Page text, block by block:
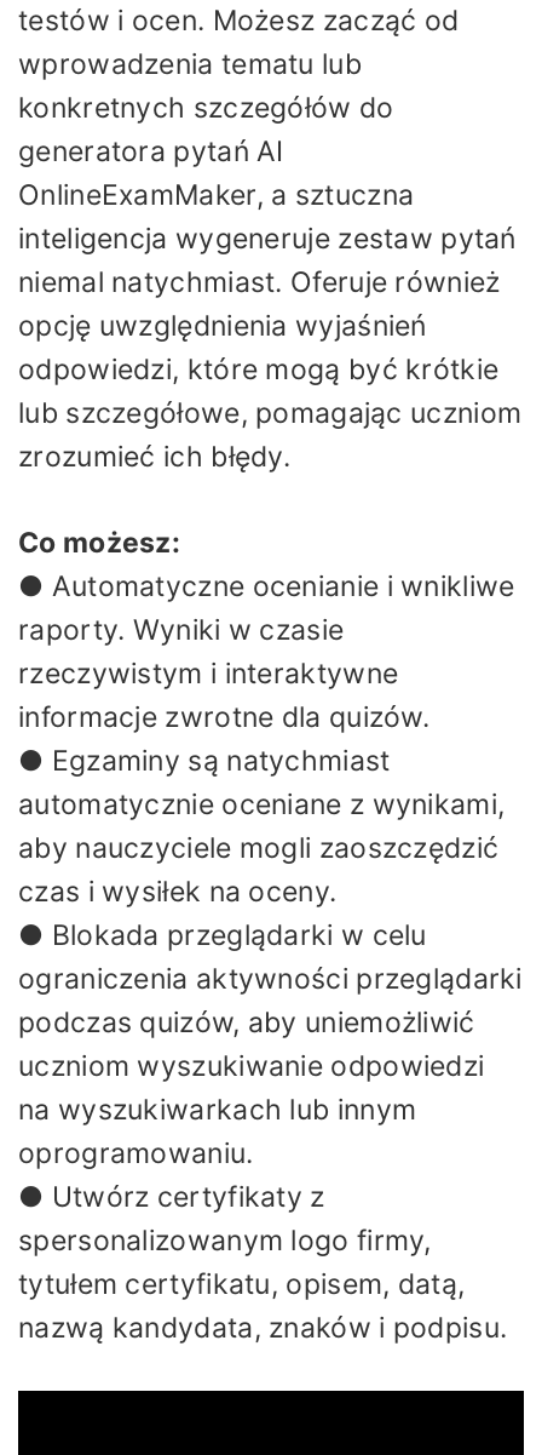
testów i ocen. Możesz zacząć od
wprowadzenia tematu lub
konkretnych szczegółów do
generatora pytań AI
OnlineExamMaker, a sztuczna
inteligencja wygeneruje zestaw pytań
niemal natychmiast. Oferuje również
opcję uwzględnienia wyjaśnień
odpowiedzi, które mogą być krótkie
lub szczegółowe, pomagając uczniom
zrozumieć ich błędy.
Co możesz:
● Automatyczne ocenianie i wnikliwe
raporty. Wyniki w czasie
rzeczywistym i interaktywne
informacje zwrotne dla quizów.
● Egzaminy są natychmiast
automatycznie oceniane z wynikami,
aby nauczyciele mogli zaoszczędzić
czas i wysiłek na oceny.
● Blokada przeglądarki w celu
ograniczenia aktywności przeglądarki
podczas quizów, aby uniemożliwić
uczniom wyszukiwanie odpowiedzi
na wyszukiwarkach lub innym
oprogramowaniu.
● Utwórz certyfikaty z
spersonalizowanym logo firmy,
tytułem certyfikatu, opisem, datą,
nazwą kandydata, znaków i podpisu.